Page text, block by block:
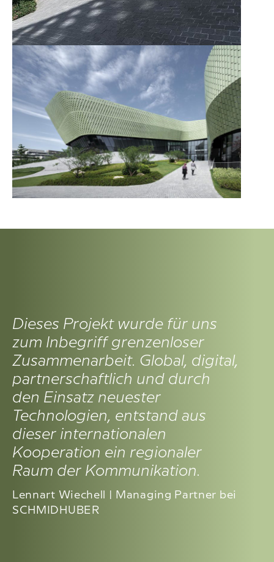
Dieses Projekt wurde für uns
zum Inbegriff grenzenloser
Zusammenarbeit. Global, digital,
partnerschaftlich und durch
den Einsatz neuester
Technologien, entstand aus
dieser internationalen
Kooperation ein regionaler
Raum der Kommunikation.
Lennart Wiechell | Managing Partner bei
SCHMIDHUBER